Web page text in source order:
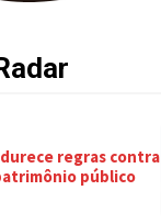
regras contra
público